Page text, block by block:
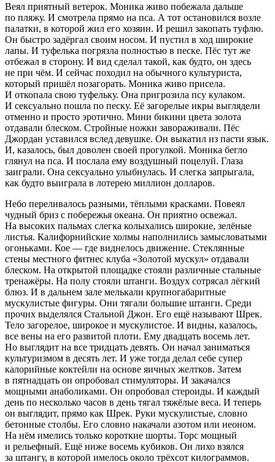
Веял приятный ветерок. Моника живо побежала дальше
по пляжу. И смотрела прямо на пса. А тот остановился возле
палатки, в которой жил его хозяин. И решил закопать туфлю.
Он быстро задёргал своим носом. И пустил в ход широкие
лапы. И туфелька погрязла полностью в песке. Пёс тут же
отбежал в сторону. И вид сделал такой, как будто, он здесь
не при чём. И сейчас походил на обычного культуриста,
который пришёл позагорать. Моника живо присела.
И откопала свою туфельку. Она пригрозила псу кулаком.
И сексуально пошла по песку. Её загорелые икры выглядели
отменно и просто эротично. Мини бикини цвета золота
отдавали блеском. Стройные ножки завораживали. Пёс
Джордан уставился вслед девушке. Он выкатил из пасти язык.
И, казалось, был доволен своей прогулкой. Моника бегло
глянул на пса. И послала ему воздушный поцелуй. Глаза
заиграли. Она сексуально улыбнулась. И слегка запрыгала,
как будто выиграла в лотерею миллион долларов.
Небо переливалось разными, тёплыми красками. Повеял
чудный бриз с побережья океана. Он приятно освежал.
На высоких пальмах слегка колыхались широкие, зелёные
листья. Калифорнийские холмы наполнились замысловатыми
огоньками. Кое — где виднелось движение. Стеклянные
стены местного фитнес клуба «Золотой мускул» отдавали
блеском. На открытой площадке стояли различные стальные
тренажёры. На полу стояли штанги. Воздух сотрясал лёгкий
блюз. И в дальнем зале мелькали крупногабаритные
мускулистые фигуры. Они тягали большие штанги. Среди
прочих выделялся Стальной Джон. Его ещё называют Шрек.
Тело загорелое, широкое и мускулистое. И видны, казалось,
все вены на его развитой плоти. Ему двадцать восемь лет.
Но выглядит на все тридцать девять. Он начал заниматься
культуризмом в десять лет. И уже тогда делал себе супер
калорийные коктейли на основе яичных желтков. Затем
в пятнадцать он опробовал стимуляторы. И закачался
мощными анаболиками. Он опробовал стероиды. И каждый
день по несколько часов в день тягал тяжёлые веса. И теперь
он выглядит, прямо как Шрек. Руки мускулистые, словно
бетонные столбы. Его словно накачали азотом или неоном.
На нём имелись только короткие шорты. Торс мощный
и рельефный. Ещё ниже восемь кубиков. Он лихо взялся
за штангу, в которой имелось около трёхсот килограммов.